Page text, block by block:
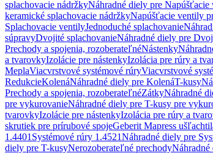
splachovacie nádržkyNáhradné diely pre
keramické splachovacie nádržkyNapúšťacie ventily
Splachovacie ventilyJednoduché splachovanie
súpravyDvojité splachovanieNáhradné diely pre
Prechody a spojenia, rozoberateľnéNástenky
a tvarovkyIzolácie pre nástenkyIzolácia pre rúry a
MeplaViacvrstvové systémové rúryViacvrstvové
RedukcieKolenáNáhradné diely pre KolenáT-kusy
Prechody a spojenia, rozoberateľnéZátkyNáhradné
pre vykurovanieNáhradné diely pre T-kusy pre
tvarovkyIzolácie pre nástenkyIzolácia pre rúry a
skrutiek pre prírubové spojeGeberit Mapress
1.4401 Systémové rúry 1.4521Náhradné diely pre
diely pre T-kusyNerozoberateľné prechody